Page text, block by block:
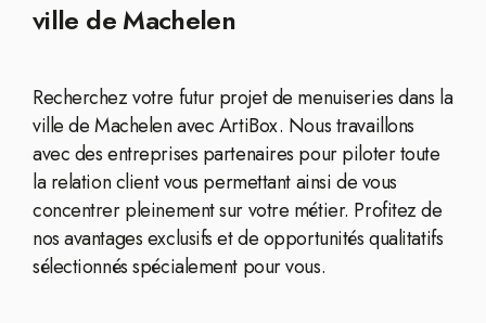
ville de Machelen
Recherchez votre futur projet de menuiseries dans la
ville de Machelen avec ArtiBox. Nous travaillons
avec des entreprises partenaires pour piloter toute
la relation client vous permettant ainsi de vous
concentrer pleinement sur votre métier. Profitez de
nos avantages exclusifs et de opportunités qualitatifs
sélectionnés spécialement pour vous.